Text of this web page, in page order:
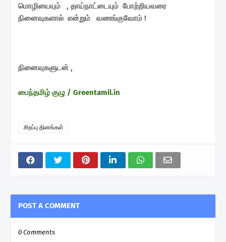
மொழியையும் , தாய்நாட்டையும் போற்றியவரை
நினைவுகளால் என்றும் வணங்குவோம் !
நினைவுகளுடன் ,
பைந்தமிழ் குழு / Greentamil.in
சிறப்பு தினங்கள்
POST A COMMENT
0 Comments